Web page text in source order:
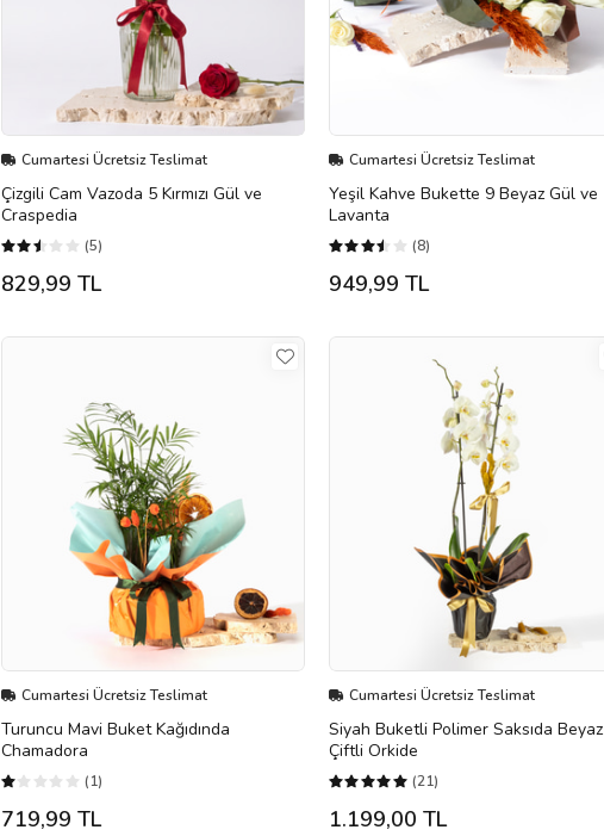
Cumartesi Ücretsiz Teslimat
Çizgili Cam Vazoda 5 Kırmızı Gül ve
Craspedia
(5)
829,99 TL
Cumartesi Ücretsiz Teslimat
Yeşil Kahve Bukette 9 Beyaz Gül ve
Lavanta
(8)
949,99 TL
Cumartesi Ücretsiz Teslimat
Turuncu Mavi Buket Kağıdında
Chamadora
(1)
719,99 TL
Cumartesi Ücretsiz Teslimat
Siyah Buketli Polimer Saksıda Beyaz
Çiftli Orkide
(21)
1.199,00 TL